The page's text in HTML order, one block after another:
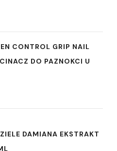
CONTROL GRIP NAIL
DO PAZNOKCI U
DAMIANA EKSTRAKT